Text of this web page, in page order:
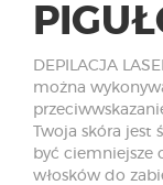
DEPILACJA
można
Twoja skóra jest
być ciemniejsze
włosków do